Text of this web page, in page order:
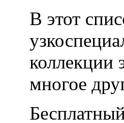
В этот
коллекции
многое